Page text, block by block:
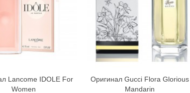
Быстрый просмотр
Lancome IDOLE For
Women
Быстрый просмотр
Оригинал Gucci Flora Glorious
Mandarin